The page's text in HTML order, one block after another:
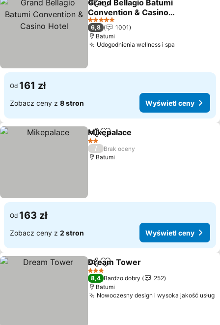
Udostępnij
Dodaj do ulubionych
Grand Bellagio Batumi
Convention & Casino
Hotel
Wyświetl ceny
5 Kategoria
6,8
1001
Batumi
Udogodnienia wellness i spa
Od 161 zł
Zobacz ceny z 8 stron Wyświetl ceny
Udostępnij
Dodaj do ulubionych
Mikepalace
2 Kategoria
/
Brak oceny
Batumi
Od 163 zł
Zobacz ceny z 2 stron Wyświetl ceny
Udostępnij
Dodaj do ulubionych
Dream Tower
3 Kategoria
8,4 Bardzo dobry
252
Batumi
Nowoczesny design i wysoka jakość usług